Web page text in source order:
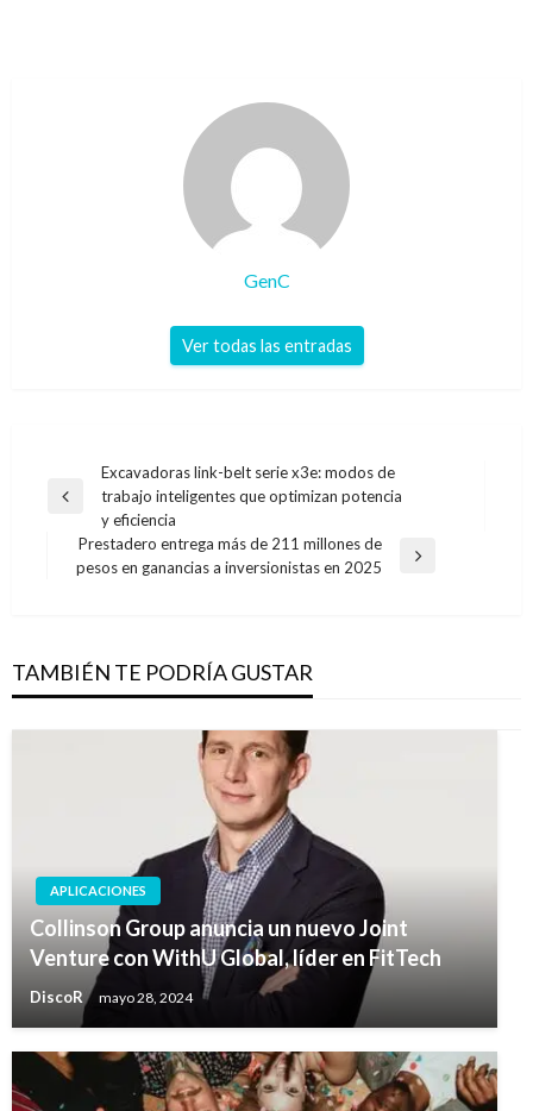
GenC
Ver todas las entradas
Navegación
de
entradas
Entrada
Excavadoras link-belt serie x3e: modos de
trabajo inteligentes que optimizan potencia
y eficiencia
Entrada
Prestadero entrega más de 211 millones de
pesos en ganancias a inversionistas en 2025
TAMBIÉN TE PODRÍA GUSTAR
APLICACIONES
Collinson Group anuncia un nuevo Joint
Venture con WithU Global, líder en FitTech
DiscoR mayo 28, 2024